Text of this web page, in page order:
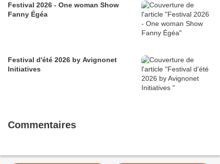
Festival 2026 - One woman Show
Fanny Égéa
Festival d'été 2026 by Avignonet
Initiatives
Commentaires